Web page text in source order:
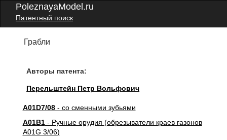
PoleznayaModel.ru
Патентный поиск
Грабли
Авторы патента:
Перельштейн Петр Вольфович
A01D7/08- со сменными зубьями
A01B1- Ручные орудия (обрезыватели краев газонов
A01G 3/06)